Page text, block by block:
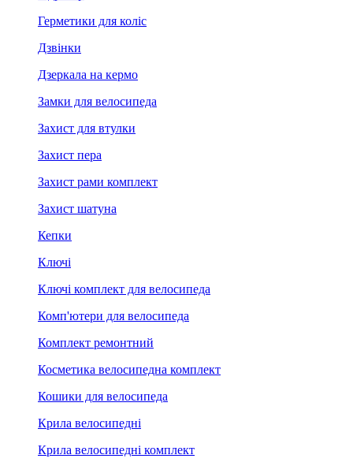
Герметики для коліс
Дзвінки
Дзеркала на кермо
Замки для велосипеда
Захист для втулки
Захист пера
Захист рами комплект
Захист шатуна
Кепки
Ключі
Ключі комплект для велосипеда
Комп'ютери для велосипеда
Комплект ремонтний
Косметика велосипедна комплект
Кошики для велосипеда
Крила велосипедні
Крила велосипедні комплект